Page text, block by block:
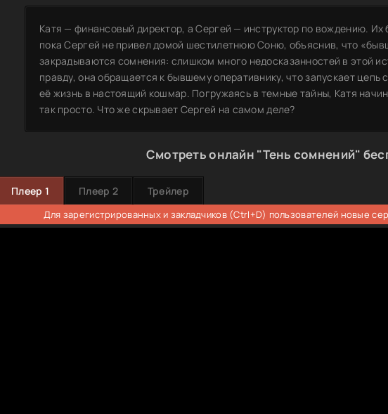
Катя — финансовый директор, а Сергей — инструктор по вождению. Их
пока Сергей не привел домой шестилетнюю Соню, объяснив, что
закрадываются сомнения: слишком много недосказанностей в этой
правду, она обращается к бывшему оперативнику, что запускает
её жизнь в настоящий кошмар. Погружаясь в темные тайны, Катя
так просто. Что же скрывает Сергей на самом деле?
Смотреть онлайн "Тень сомнений"
Плеер 1 Плеер 2 Трейлер
Для зарегистрированных и закладчиков (Ctrl+D) пользователей новые